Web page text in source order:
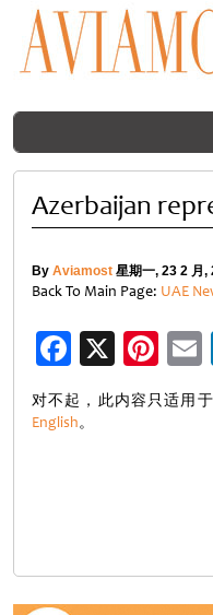
Azerbaijan
By Aviamost 星期一, 23 2 月
Back To Main Page: UAE
Facebook
X
对不起，此内容只适用于
English。